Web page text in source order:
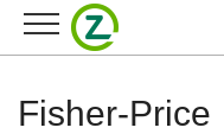
Fisher-Price